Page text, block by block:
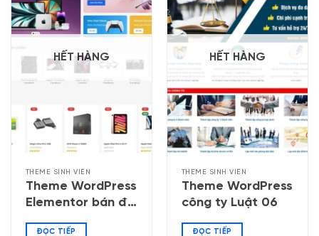
HẾT HÀNG
THEME SINH VIÊN
Theme WordPress
Elementor bán đồ
công nghệ 05
ĐỌC TIẾP
HẾT HÀNG
THEME SINH VIÊN
Theme WordPress
công ty Luật 06
ĐỌC TIẾP